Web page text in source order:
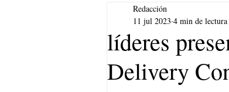
lideres
líderes
Delivery
Redacción
11 jul 2023 4 min de lectura